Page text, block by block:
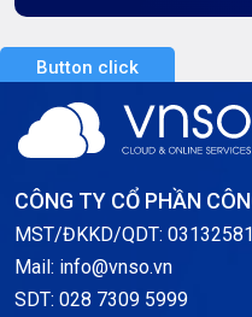
Server Dedicated (Máy chủ
Server GPU
Server Windows
Thông báo
Thông tin chung
Button click
CÔNG TY CỔ PHẦN
MST/ĐKKD/QDT:
Mail: info@vnso.vn
SDT: 028 7309 5999